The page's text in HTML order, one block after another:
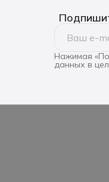
Нажимая
данных в